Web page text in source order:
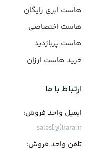
هاست ابری رایگان
هاست اختصاصی
هاست پربازدید
خرید هاست ارزان
ارتباط با ما
ایمیل واحد فروش:
sales[@]liara.ir
تلفن واحد فروش: